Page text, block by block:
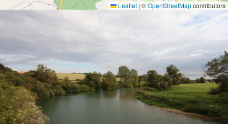
Leaflet | ©OpenStreetMapcontributors